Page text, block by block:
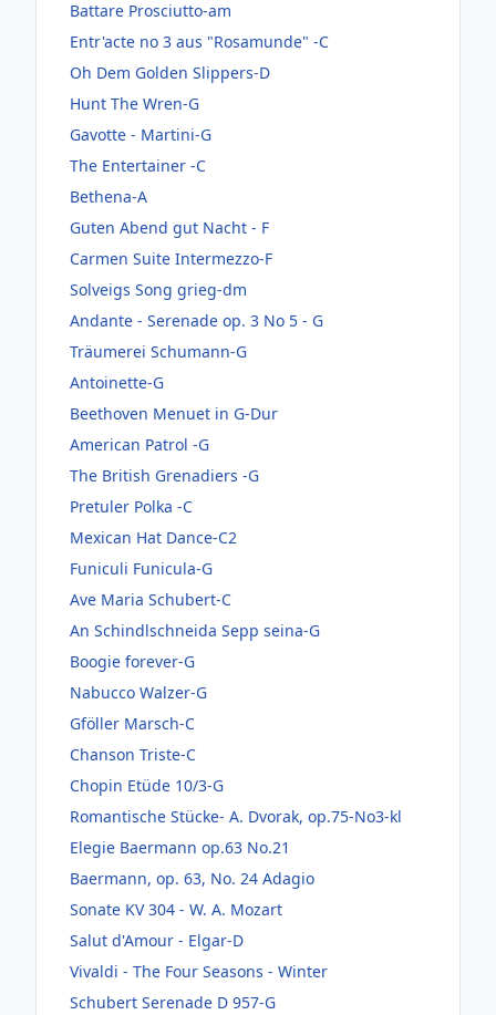
Battare Prosciutto-am
Entr'acte no 3 aus "Rosamunde" -C
Oh Dem Golden Slippers-D
Hunt The Wren-G
Gavotte - Martini-G
The Entertainer -C
Bethena-A
Guten Abend gut Nacht - F
Carmen Suite Intermezzo-F
Solveigs Song grieg-dm
Andante - Serenade op. 3 No 5 - G
Träumerei Schumann-G
Antoinette-G
Beethoven Menuet in G-Dur
American Patrol -G
The British Grenadiers -G
Pretuler Polka -C
Mexican Hat Dance-C2
Funiculi Funicula-G
Ave Maria Schubert-C
An Schindlschneida Sepp seina-G
Boogie forever-G
Nabucco Walzer-G
Gföller Marsch-C
Chanson Triste-C
Chopin Etüde 10/3-G
Romantische Stücke- A. Dvorak, op.75-No3-kl
Elegie Baermann op.63 No.21
Baermann, op. 63, No. 24 Adagio
Sonate KV 304 - W. A. Mozart
Salut d'Amour - Elgar-D
Vivaldi - The Four Seasons - Winter
Schubert Serenade D 957-G